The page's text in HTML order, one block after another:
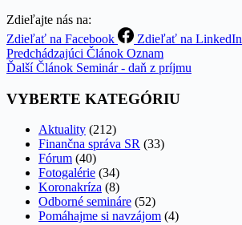
Zdieľajte nás na:
Zdieľať na Facebook
Zdieľať na LinkedIn
Predchádzajúci Článok Oznam
ĎalšíČlánok Seminár - daň z príjmu
VYBERTE KATEGÓRIU
Aktuality (212)
Finančna správa SR (33)
Fórum (40)
Fotogalérie (34)
Koronakríza (8)
Odborné semináre (52)
Pomáhajme si navzájom (4)